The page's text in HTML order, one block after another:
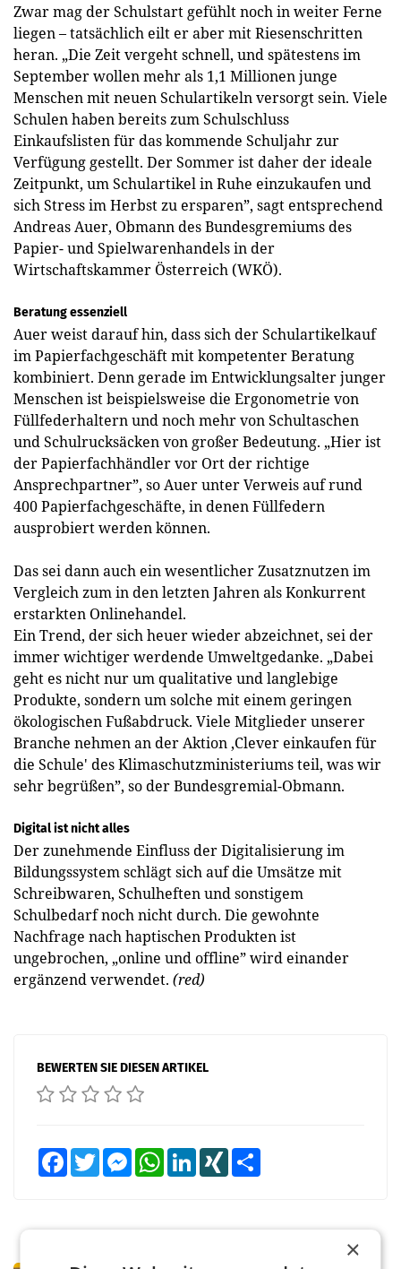
Zwar mag der Schulstart gefühlt noch in weiter Ferne
liegen – tatsächlich eilt er aber mit Riesenschritten
heran. „Die Zeit vergeht schnell, und spätestens im
September wollen mehr als 1,1 Millionen junge
Menschen mit neuen Schulartikeln versorgt sein. Viele
Schulen haben bereits zum Schulschluss
Einkaufslisten für das kommende Schuljahr zur
Verfügung gestellt. Der Sommer ist daher der ideale
Zeitpunkt, um Schulartikel in Ruhe einzukaufen und
sich Stress im Herbst zu ersparen”, sagt entsprechend
Andreas Auer, Obmann des Bundesgremiums des
Papier- und Spielwarenhandels in der
Wirtschaftskammer Österreich (WKÖ).
Beratung essenziell
Auer weist darauf hin, dass sich der Schulartikelkauf
im Papierfachgeschäft mit kompetenter Beratung
kombiniert. Denn gerade im Entwicklungsalter junger
Menschen ist beispielsweise die Ergonometrie von
Füllfederhaltern und noch mehr von Schultaschen
und Schulrucksäcken von großer Bedeutung. „Hier ist
der Papierfachhändler vor Ort der richtige
Ansprechpartner”, so Auer unter Verweis auf rund
400 Papierfachgeschäfte, in denen Füllfedern
ausprobiert werden können.
Das sei dann auch ein wesentlicher Zusatznutzen im
Vergleich zum in den letzten Jahren als Konkurrent
erstarkten Onlinehandel.
Ein Trend, der sich heuer wieder abzeichnet, sei der
immer wichtiger werdende Umweltgedanke. „Dabei
geht es nicht nur um qualitative und langlebige
Produkte, sondern um solche mit einem geringen
ökologischen Fußabdruck. Viele Mitglieder unserer
Branche nehmen an der Aktion ‚Clever einkaufen für
die Schule' des Klimaschutzministeriums teil, was wir
sehr begrüßen”, so der Bundesgremial-Obmann.
Digital ist nicht alles
Der zunehmende Einfluss der Digitalisierung im
Bildungssystem schlägt sich auf die Umsätze mit
Schreibwaren, Schulheften und sonstigem
Schulbedarf noch nicht durch. Die gewohnte
Nachfrage nach haptischen Produkten ist
ungebrochen, „online und offline” wird einander
ergänzend verwendet. (red)
BEWERTEN SIE DIESEN ARTIKEL
FacebookTwitter MessengerWhatsAppLinkedInXING
×